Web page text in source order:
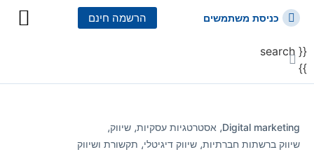
כניסת משתמשים הרשמה חינם
{{ search
}}
Digital marketing⸲ אסטרטגיות עסקיות⸲ שיווק⸲
שיווק ברשתות חברתיות⸲ שיווק דיגיטלי⸲ תקשורת ושיווק